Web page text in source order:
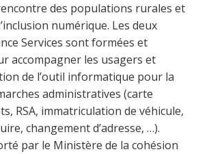
des populations rurales et
numérique. Les deux
Services sont formées et
accompagner les usagers et
de l’outil informatique pour la
administratives (carte
RSA, immatriculation de véhicule,
changement d’adresse, …).
par le Ministère de la cohésion